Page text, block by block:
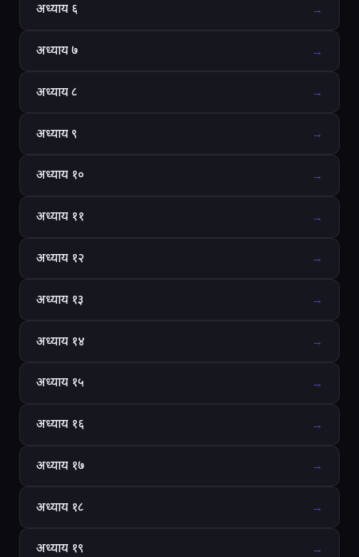
अध्याय ६ →
अध्याय ७ →
अध्याय ८ →
अध्याय ९ →
अध्याय १० →
अध्याय ११ →
अध्याय १२ →
अध्याय १३ →
अध्याय १४ →
अध्याय १५ →
अध्याय १६ →
अध्याय १७ →
अध्याय १८ →
अध्याय १९ →